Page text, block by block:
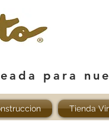
para
Tienda